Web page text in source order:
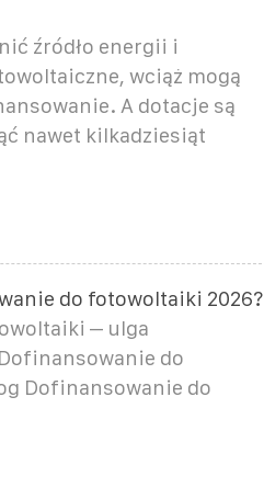
źródło energii i
wciąż mogą
A dotacje są
nawet kilkadziesiąt
do fotowoltaiki 2026?
– ulga
do
Dofinansowanie do